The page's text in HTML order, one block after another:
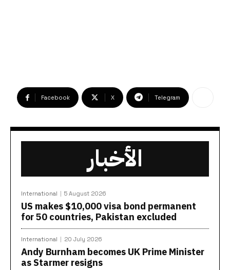
Facebook X Telegram
الأخبار
International 5 August 2026
US makes $10,000 visa bond permanent
for 50 countries, Pakistan excluded
International 20 July 2026
Andy Burnham becomes UK Prime Minister
as Starmer resigns